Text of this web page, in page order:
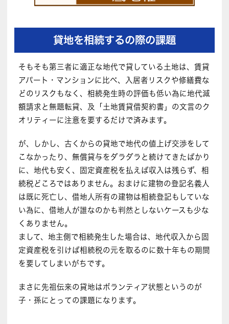
貸地を相続するの際の課題
そもそも第三者に適正な地代で貸している土地は、賃貸
アパート・マンションに比べ、入居者リスクや修繕費な
どのリスクもなく、相続発生時の評価も低い為に地代減
額請求と無題転貸、及「土地賃貸借契約書」の文言のク
オリティーに注意を要するだけで済みます。
が、しかし、古くからの貸地で地代の値上げ交渉をして
こなかったり、無償貸与をダラダラと続けてきたばかり
に、地代も安く、固定資産税を払えば収入は残らず、相
続税どころではありません。おまけに建物の登記名義人
は既に死亡し、借地人所有の建物は相続登記もしていな
い為に、借地人が誰なのかも判然としないケースも少な
くありません。
まして、地主側で相続発生した場合は、地代収入から固
定資産税を引けば相続税の元を取るのに数十年もの期間
を要してしまいがちです。
まさに先祖伝来の貸地はボランティア状態というのが
子・孫にとっての課題になります。